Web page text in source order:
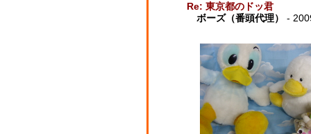
Re: 東京都のドッ君
ボーズ（番頭代理）
-